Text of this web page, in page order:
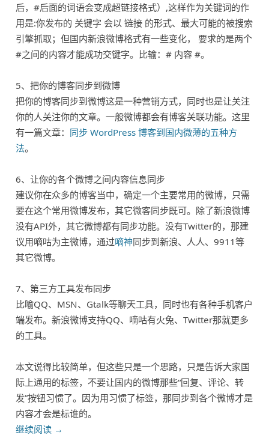
后，#后面的词语会变成超链接格式）,这样作为关键词的作
用是:你发布的 关键字 会以 链接 的形式、最大可能的被搜索
引擎抓取；但国内新浪微博格式有一些变化， 要求的是两个
#之间的内容才能成功交键字。比输：# 内容 #。
5、把你的博客同步到微博
把你的博客同步到微博这是一种营销方式，同时也是让关注
你的人关注你的文章。一般微博都会有博客关联功能。这里
有一篇文章： 同步 WordPress 博客到国内微薄的五种方
法。
6、让你的各个微博之间内容信息同步
建议你在众多的博客当中，确定一个主要常用的微博，只需
要在这个常用微博发布，其它微客同步既可。除了新浪微博
没有API外，其它微博都有同步功能。没有Twitter的，那建
议用嘀咕为主微博，通过嘀神同步到新浪、人人、9911等
其它微博。
7、第三方工具发布同步
比喻QQ、MSN、Gtalk等聊天工具，同时也有各种手机客户
端发布。新浪微博支持QQ、嘀咕有火兔、Twitter那就更多
的工具。
本文说得比较简单，但这些只是一个思路，只是告诉大家国
际上通用的标签，不要让国内的微博那些“回复、评论、转
发”按钮习惯了。因为用习惯了标签，那同步到各个微博才是
内容才会是标谁的。
继续阅读 →